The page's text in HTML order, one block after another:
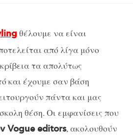
θέλουμε να είναι
από λίγα μόνο
τα απολύτως
και έχουμε σαν βάση
πάντα και μας
θέση. Οι εμφανίσεις που
Vogue editors, ακολουθούν